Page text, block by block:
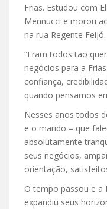
Frias. Estudou com
Mennucci e morou
na rua Regente Feijó.
“Eram todos tão
negócios para a
confiança,
quando pensamos
Nesses anos todos
e o marido – que
absolutamente
seus negócios,
orientação,
O tempo passou e a
expandiu seus